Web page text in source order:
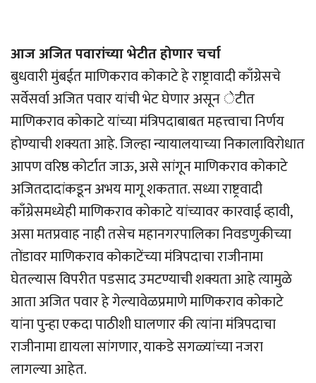
आज अजित पवारांच्या भेटीत होणार चर्चा
बुधवारी मुंबईत माणिकराव कोकाटे हे राष्ट्रावादी काँग्रेसचे
सर्वेसर्वा अजित पवार यांची भेट घेणार असून ेटीत
माणिकराव कोकाटे यांच्या मंत्रिपदाबाबत महत्त्वाचा निर्णय
होण्याची शक्यता आहे. जिल्हा न्यायालयाच्या निकालाविरोधात
आपण वरिष्ठ कोर्टात जाऊ, असे सांगून माणिकराव कोकाटे
अजितदादांकडून अभय मागू शकतात. सध्या राष्ट्रवादी
काँग्रेसमध्येही माणिकराव कोकाटे यांच्यावर कारवाई व्हावी,
असा मतप्रवाह नाही तसेच महानगरपालिका निवडणुकीच्या
तोंडावर माणिकराव कोकाटेंच्या मंत्रिपदाचा राजीनामा
घेतल्यास विपरीत पडसाद उमटण्याची शक्यता आहे त्यामुळे
आता अजित पवार हे गेल्यावेळप्रमाणे माणिकराव कोकाटे
यांना पुन्हा एकदा पाठीशी घालणार की त्यांना मंत्रिपदाचा
राजीनामा द्यायला सांगणार, याकडे सगळ्यांच्या नजरा
लागल्या आहेत.